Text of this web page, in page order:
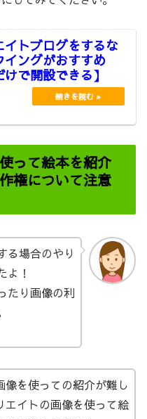
イトブログをするな
イングがおすすめ
けで開設できる】
って絵本を紹介
権について注意
る場合のやり
よ！
たり画像の利
像を使っての紹介が難し
エイトの画像を使って絵